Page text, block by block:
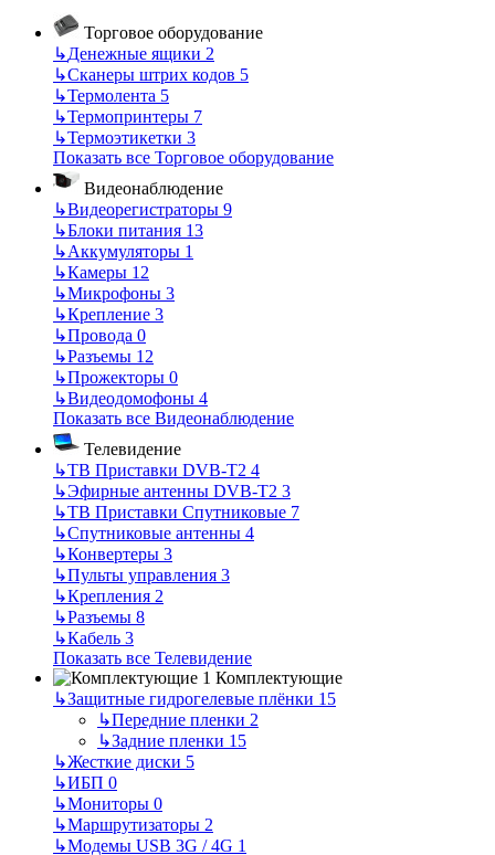
Торговое оборудование
↳Денежные ящики 2
↳Сканеры штрих кодов 5
↳Термолента 5
↳Термопринтеры 7
↳Термоэтикетки 3
Показать все Торговое оборудование
Видеонаблюдение
↳Видеорегистраторы 9
↳Блоки питания 13
↳Аккумуляторы 1
↳Камеры 12
↳Микрофоны 3
↳Крепление 3
↳Провода 0
↳Разъемы 12
↳Прожекторы 0
↳Видеодомофоны 4
Показать все Видеонаблюдение
Телевидение
↳ТВ Приставки DVB-T2 4
↳Эфирные антенны DVB-T2 3
↳ТВ Приставки Спутниковые 7
↳Спутниковые антенны 4
↳Конвертеры 3
↳Пульты управления 3
↳Крепления 2
↳Разъемы 8
↳Кабель 3
Показать все Телевидение
Комплектующие
↳Защитные гидрогелевые плёнки 15
↳Передние пленки 2
↳Задние пленки 15
↳Жесткие диски 5
↳ИБП 0
↳Мониторы 0
↳Маршрутизаторы 2
↳Модемы USB 3G / 4G 1